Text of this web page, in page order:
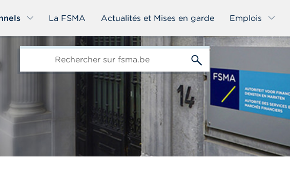
La FSMA Actualités et Mises en garde Emplois